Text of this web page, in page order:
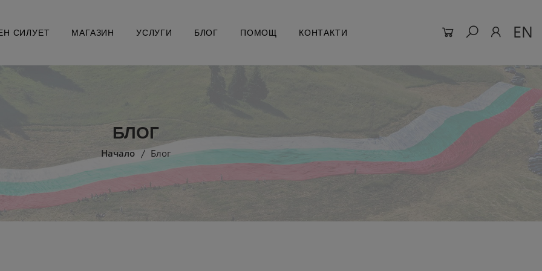
СИЛУЕТ МАГАЗИН УСЛУГИ БЛОГ ПОМОЩ КОНТАКТИ EN
БЛОГ
Начало Блог